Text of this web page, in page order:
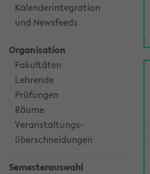
Kalenderintegration
und Newsfeeds
Organisation
Fakultäten
Lehrende
Prüfungen
Räume
Veranstaltungs-
überschneidungen
Semesterauswahl